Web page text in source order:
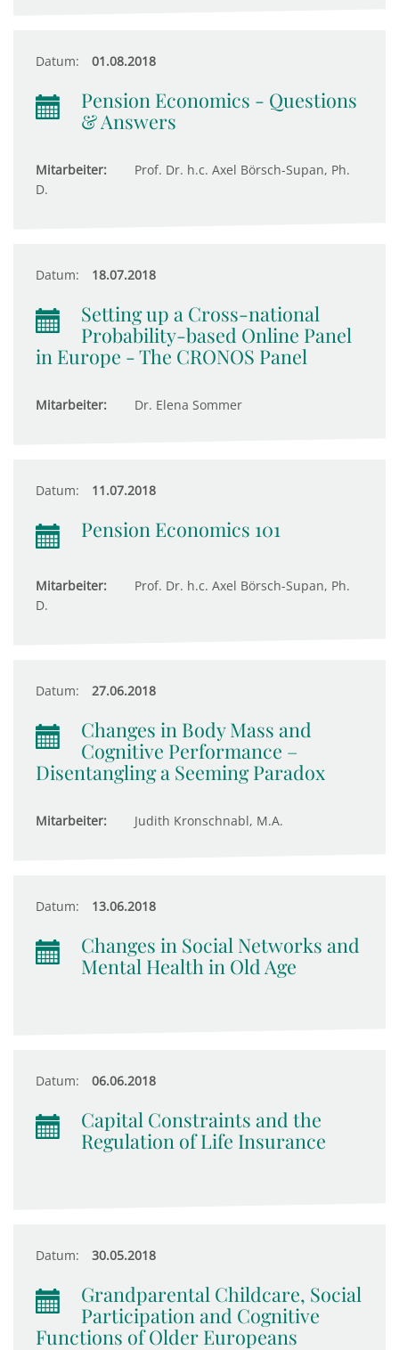
Datum: 01.08.2018
Pension Economics - Questions
& Answers
Mitarbeiter:
Prof. Dr. h.c. Axel Börsch-Supan, Ph.
D.
Datum: 18.07.2018
Setting up a Cross-national
Probability-based Online Panel
in Europe - The CRONOS Panel
Mitarbeiter: Dr. Elena Sommer
Datum: 11.07.2018
Pension Economics 101
Mitarbeiter:
Prof. Dr. h.c. Axel Börsch-Supan, Ph.
D.
Datum: 27.06.2018
Changes in Body Mass and
Cognitive Performance –
Disentangling a Seeming Paradox
Mitarbeiter: Judith Kronschnabl, M.A.
Datum: 13.06.2018
Changes in Social Networks and
Mental Health in Old Age
Datum: 06.06.2018
Capital Constraints and the
Regulation of Life Insurance
Datum: 30.05.2018
Grandparental Childcare, Social
Participation and Cognitive
Functions of Older Europeans